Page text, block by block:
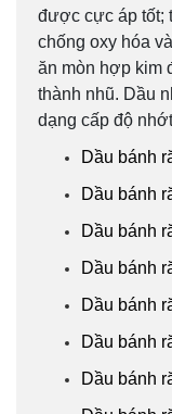
được cực áp tốt;
chống oxy hóa
ăn mòn hợp kim
thành nhũ. Dầu
dạng cấp độ
Dầu bánh
Dầu bánh
Dầu bánh
Dầu bánh
Dầu bánh
Dầu bánh
Dầu bánh